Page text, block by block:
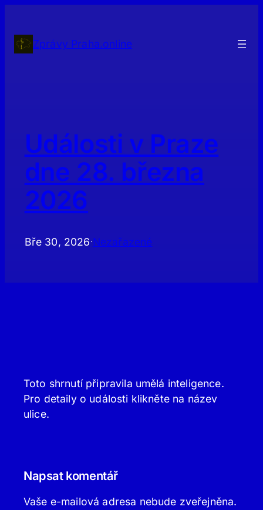
obsahZprávy Praha.online
Události v Praze
dne 28. března
2026
Bře 30, 2026 ·Nezařazené
Toto shrnutí připravila umělá inteligence.
Pro detaily o události klikněte na název
ulice.
Napsat komentář
Vaše e-mailová adresa nebude zveřejněna.